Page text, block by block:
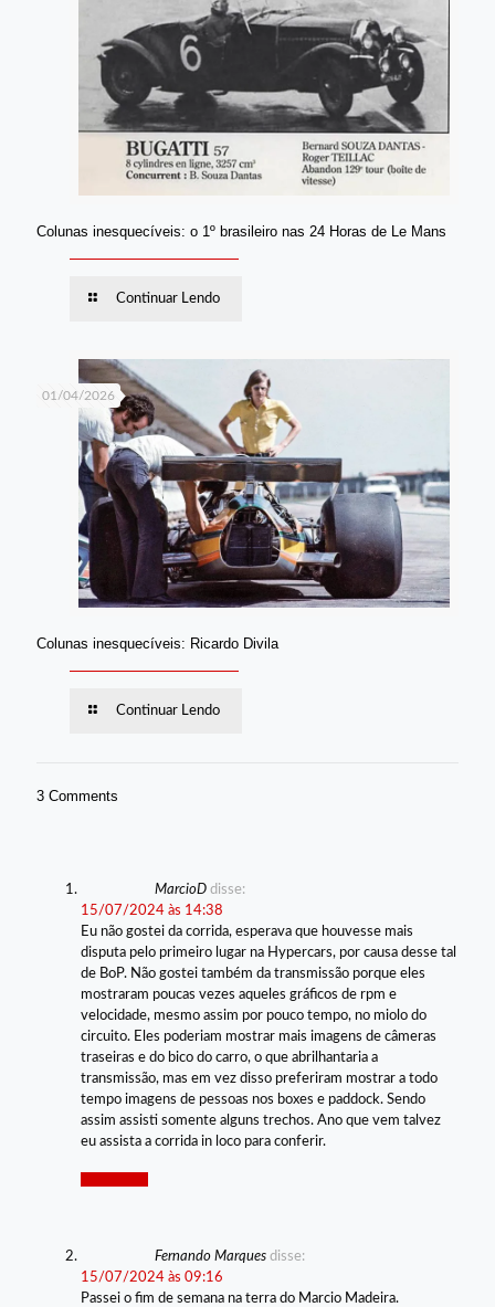
Colunas inesquecíveis: o 1º brasileiro nas 24 Horas de Le Mans
Continuar Lendo
01/04/2026
Colunas inesquecíveis: Ricardo Divila
Continuar Lendo
3 Comments
MarcioD disse:
15/07/2024 às 14:38
Eu não gostei da corrida, esperava que houvesse mais
disputa pelo primeiro lugar na Hypercars, por causa desse tal
de BoP. Não gostei também da transmissão porque eles
mostraram poucas vezes aqueles gráficos de rpm e
velocidade, mesmo assim por pouco tempo, no miolo do
circuito. Eles poderiam mostrar mais imagens de câmeras
traseiras e do bico do carro, o que abrilhantaria a
transmissão, mas em vez disso preferiram mostrar a todo
tempo imagens de pessoas nos boxes e paddock. Sendo
assim assisti somente alguns trechos. Ano que vem talvez
eu assista a corrida in loco para conferir.
Fernando Marques disse:
15/07/2024 às 09:16
Passei o fim de semana na terra do Marcio Madeira.